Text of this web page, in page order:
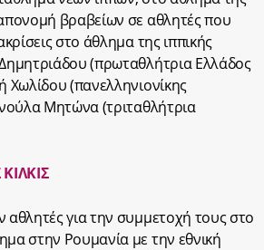
βραβείων σε αθλητές που
στο άθλημα της ιππικής
(πρωταθλήτρια Ελλάδος
Χωλίδου (πανελληνιονίκης
Μητώνα (τριταθλήτρια
αθλητές για την συμμετοχή τους στο
στην Ρουμανία με την εθνική